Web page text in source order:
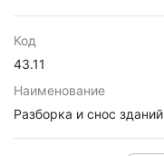
Код
43.11
Наименование
Разборка и снос зданий